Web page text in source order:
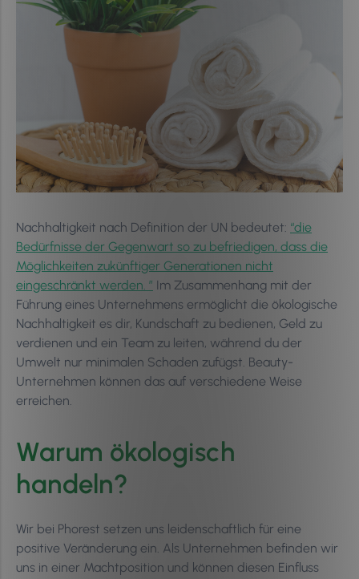
Nachhaltigkeit nach Definition der UN bedeutet: “die
Bedürfnisse der Gegenwart so zu befriedigen, dass die
Möglichkeiten zukünftiger Generationen nicht
eingeschränkt werden. ” Im Zusammenhang mit der
Führung eines Unternehmens ermöglicht die ökologische
Nachhaltigkeit es dir, Kundschaft zu bedienen, Geld zu
verdienen und ein Team zu leiten, während du der
Umwelt nur minimalen Schaden zufügst. Beauty-
Unternehmen können das auf verschiedene Weise
erreichen.
Warum ökologisch
handeln?
Wir bei Phorest setzen uns leidenschaftlich für eine
positive Veränderung ein. Als Unternehmen befinden wir
uns in einer Machtposition und können diesen Einfluss